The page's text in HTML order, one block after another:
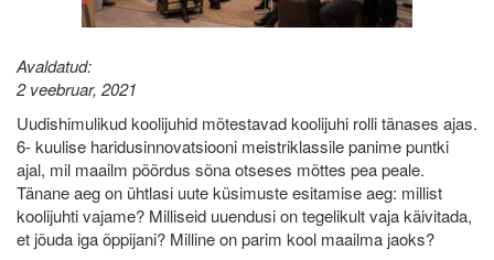
Avaldatud:
2 veebruar, 2021
Uudishimulikud koolijuhid mõtestavad koolijuhi rolli tänases ajas.
6- kuulise haridusinnovatsiooni meistriklassile panime puntki
ajal, mil maailm pöördus sõna otseses mõttes pea peale.
Tänane aeg on ühtlasi uute küsimuste esitamise aeg: millist
koolijuhti vajame? Milliseid uuendusi on tegelikult vaja käivitada,
et jõuda iga õppijani? Milline on parim kool maailma jaoks?